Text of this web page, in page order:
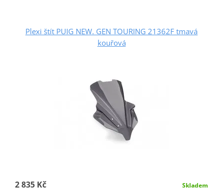
Plexi štít PUIG NEW. GEN TOURING 21362F tmavá
kouřová
2 835 Kč Skladem